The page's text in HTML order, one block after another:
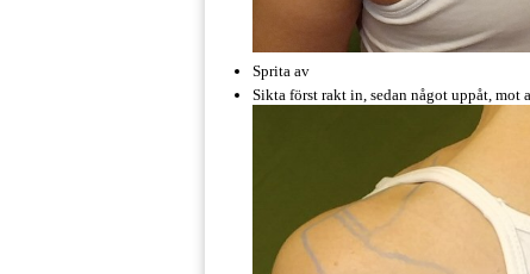
Sprita av
Sikta först rakt in, sedan något uppåt, mot